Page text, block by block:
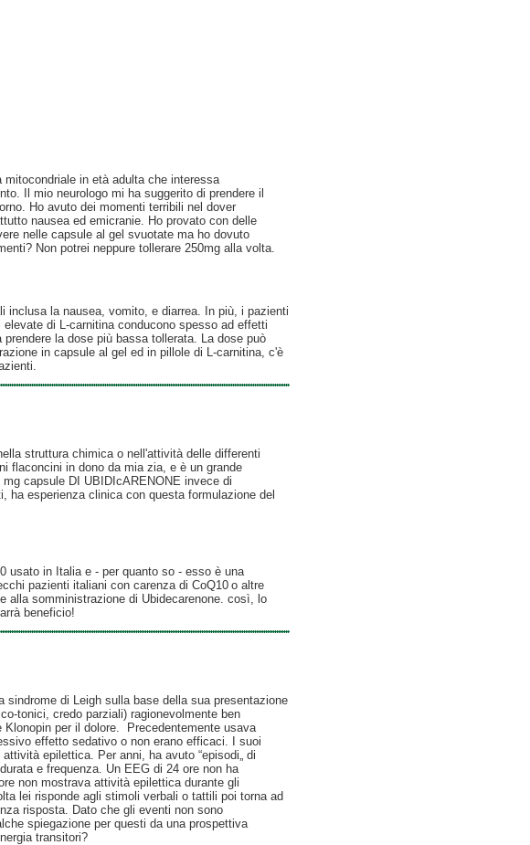
in età adulta che interessa
Il mio neurologo mi ha suggerito di prendere il
Ho avuto dei momenti terribili nel dover
nausea ed emicranie. Ho provato con delle
nelle capsule al gel svuotate ma ho dovuto
Non potrei neppure tollerare 250mg alla volta.
inclusa la nausea, vomito, e diarrea. In più, i pazienti
elevate di L-carnitina conducono spesso ad effetti
la dose più bassa tollerata. La dose può
in capsule al gel ed in pillole di L-carnitina, c'è
struttura chimica o nell'attività delle differenti
flaconcini in dono da mia zia, e è un grande
capsule DI UBIDIcARENONE invece di
ha esperienza clinica con questa formulazione del
usato in Italia e - per quanto so - esso è una
pazienti italiani con carenza di CoQ10 o altre
alla somministrazione di Ubidecarenone. così, lo
beneficio!
di Leigh sulla base della sua presentazione
tonici, credo parziali) ragionevolmente ben
per il dolore. Precedentemente usava
effetto sedativo o non erano efficaci. I suoi
epilettica. Per anni, ha avuto “episodi„ di
e frequenza. Un EEG di 24 ore non ha
non mostrava attività epilettica durante gli
lei risponde agli stimoli verbali o tattili poi torna ad
risposta. Dato che gli eventi non sono
spiegazione per questi da una prospettiva
transitori?